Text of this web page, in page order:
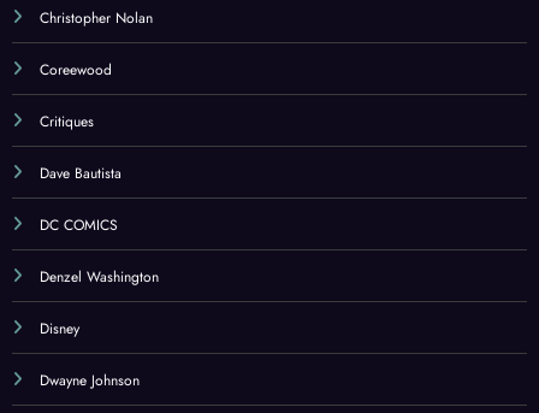
Christopher Nolan
Coreewood
Critiques
Dave Bautista
DC COMICS
Denzel Washington
Disney
Dwayne Johnson